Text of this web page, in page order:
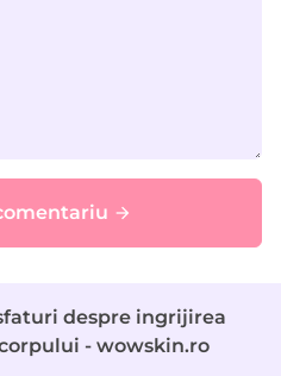
arrow_forward
despre ingrijirea
- wowskin.ro